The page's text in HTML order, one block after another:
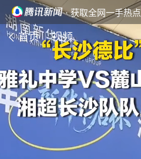
· 获取全网一手热点
首页 视频